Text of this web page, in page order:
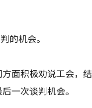
的机会。
面积极劝说工会，结
一次谈判机会。